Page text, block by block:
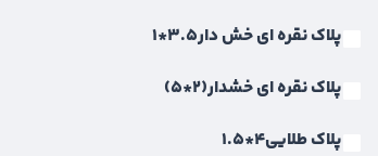
پلاک نقره ای خش دار3.5*1
پلاک نقره ای خشدار(2*5)
پلاک طلایی4*1.5